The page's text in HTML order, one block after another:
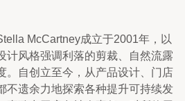
McCartney成立于2001年，以
计风格强调利落的剪裁、自然流露
。自创立至今，从产品设计、门店
不遗余力地探索各种提升可持续发